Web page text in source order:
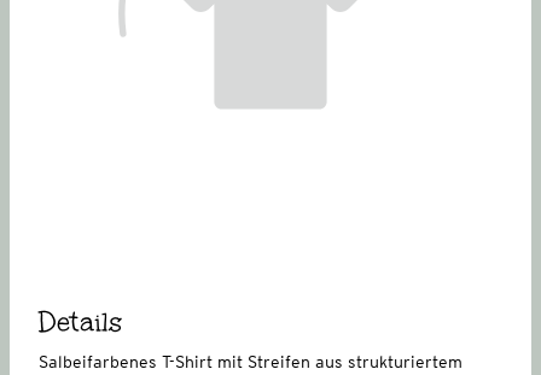
Details
Salbeifarbenes T-Shirt mit Streifen aus strukturiertem